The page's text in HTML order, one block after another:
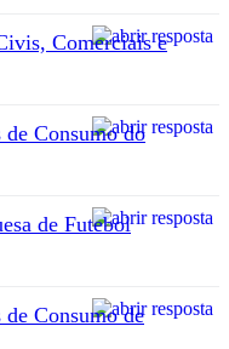
Comerciais e
Consumo do
de Futebol
Consumo de